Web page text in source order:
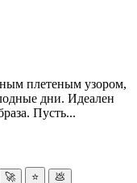
плетеным узором,
дни. Идеален
Пусть...
🚀 ⭐ 💩